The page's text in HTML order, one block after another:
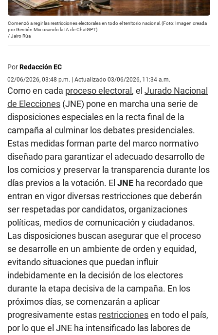
Comenzó a regir las restricciones electorales en todo el territorio nacional.(Foto: Imagen creada
por Gestión Mix usando la IA de ChatGPT)
/Jairo Rúa
PorRedacción EC
02/06/2026, 03:48 p.m. | Actualizado 03/06/2026, 11:34 a.m.
Como en cada proceso electoral , el Jurado Nacional
de Elecciones (JNE) pone en marcha una serie de
disposiciones especiales en la recta final de la
campaña al culminar los debates presidenciales.
Estas medidas forman parte del marco normativo
diseñado para garantizar el adecuado desarrollo de
los comicios y preservar la transparencia durante los
días previos a la votación. El JNE ha recordado que
entran en vigor diversas restricciones que deberán
ser respetadas por candidatos, organizaciones
políticas, medios de comunicación y ciudadanos.
Las disposiciones buscan asegurar que el proceso
se desarrolle en un ambiente de orden y equidad,
evitando situaciones que puedan influir
indebidamente en la decisión de los electores
durante la etapa decisiva de la campaña. En los
próximos días, se comenzarán a aplicar
progresivamente estas restriccionesen todo el país,
por lo que el JNE ha intensificado las labores de